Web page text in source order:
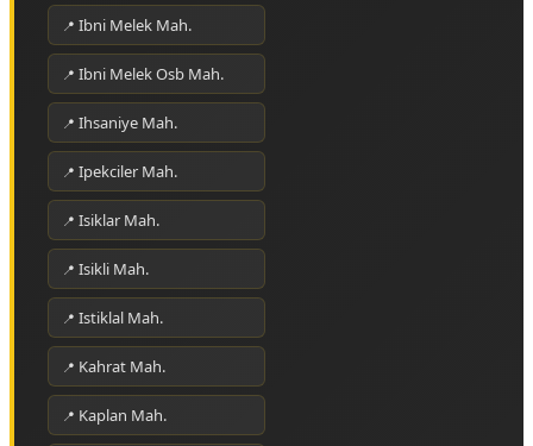
Ibni Melek Mah.
Ibni Melek Osb Mah.
Ihsaniye Mah.
Ipekciler Mah.
Isiklar Mah.
Isikli Mah.
Istiklal Mah.
Kahrat Mah.
Kaplan Mah.